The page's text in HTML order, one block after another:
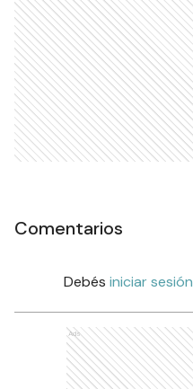
Comentarios
Debés iniciar sesión
Ads